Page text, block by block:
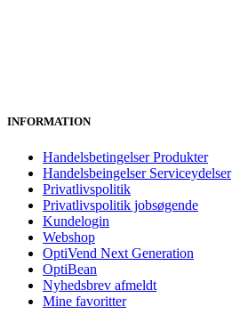
INFORMATION
Handelsbetingelser Produkter
Handelsbeingelser Serviceydelser
Privatlivspolitik
Privatlivspolitik jobsøgende
Kundelogin
Webshop
OptiVend Next Generation
OptiBean
Nyhedsbrev afmeldt
Mine favoritter